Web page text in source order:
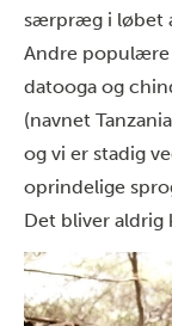
særpræg i løbet
Andre populære
datooga og
(navnet
og vi er stadig
oprindelige
Det bliver aldrig